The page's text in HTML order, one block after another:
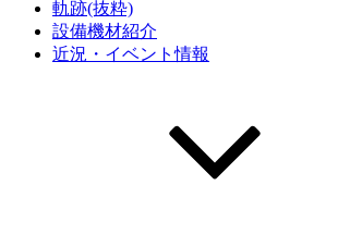
軌跡(抜粋)
設備機材紹介
近況・イベント情報